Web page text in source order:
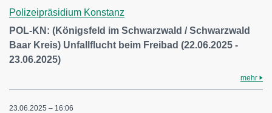
Polizeipräsidium Konstanz
POL-KN: (Königsfeld im Schwarzwald / Schwarzwald
Baar Kreis) Unfallflucht beim Freibad (22.06.2025 -
23.06.2025)
mehr
23.06.2025 – 16:06